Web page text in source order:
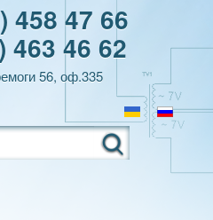
458 47 66
463 46 62
56, оф.335